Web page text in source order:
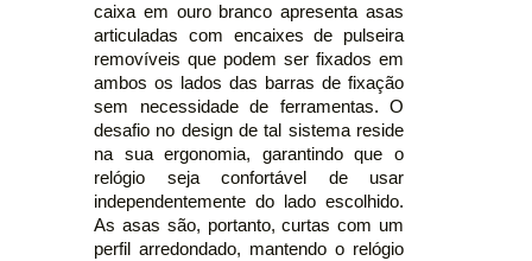
caixa em ouro branco apresenta asas
articuladas com encaixes de pulseira
removíveis que podem ser fixados em
ambos os lados das barras de fixação
sem necessidade de ferramentas. O
desafio no design de tal sistema reside
na sua ergonomia, garantindo que o
relógio seja confortável de usar
independentemente do lado escolhido.
As asas são, portanto, curtas com um
perfil arredondado, mantendo o relógio